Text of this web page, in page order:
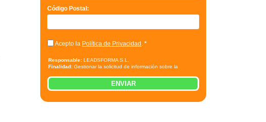
Código Postal:
Acepto la Política de Privacidad . *
Responsable: LEADSFORMA S.L.
Finalidad: Gestionar la solicitud de información sobre la
formación solicitada y comunicar los datos al centro de
formación correspondiente para que pueda contactar e informar
por teléfono, correo electrónico, SMS, WhatsApp u otros medios
ENVIAR